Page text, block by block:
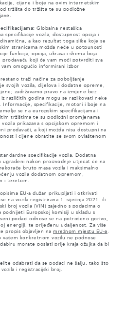
cijene i boje na ovim internetskim
tržišta do tržišta te su podložne
Globalna nestašica
specifikacije vozila, dostupnost opcija i
a kao rezultat toga slike koje se
stranicama možda neće u potpunosti
funkcija, opcija, ukrasa i shema boja.
prodavaču koji će vam moći potvrditi sva
omogućio informirani izbor
traži načine za poboljšanje
svojih vozila, dijelova i dodatne opreme,
zadržavamo pravo na izmjene bez
različitih godina mogu se razlikovati neke
Informacije, specifikacije, motori i boje na
se na europskim specifikacijama i
tržištima te su podložni promjenama
prikazana s opcijskom opremom i
prodavači, a koji možda nisu dostupni na
i cijene obratite se svom ovlaštenom
specifikacije vozila. Dodatna
nakon proizvodnje utjecat će na
bruto masa vozila i maksimalno
vozila dodatnom opremom,
i teretom.
EU-a dužan prikupljati i otkrivati
na vozila registrirana 1. siječnja 2021. ili
broj vozila (VIN) zajedno s podacima o
Europskoj komisiji u skladu s
podaci odnose se na potrošeno gorivo,
energiji, te prijeđenu udaljenost. Za više
propis objavljen na mrežnom mjestu EU-a .
konkretnom vozilu ne podnose
morate poslati prije kraja ožujka da bi
odabrati da se podaci ne šalju, tako što
i registracijski broj.